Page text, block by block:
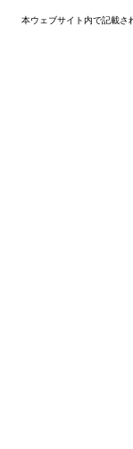
本ウェブサイト内で記載さ